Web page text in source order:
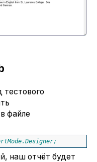
тестового
файле
наш отчёт будет